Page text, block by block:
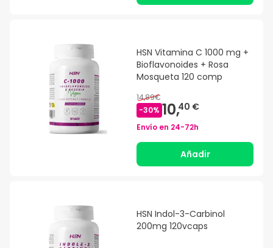
HSN Vitamina C 1000 mg +
Bioflavonoides + Rosa
Mosqueta 120 comp
14,89€
-30% 10,40 €
Envío en 24-72h
Añadir
HSN Indol-3-Carbinol
200mg 120vcaps